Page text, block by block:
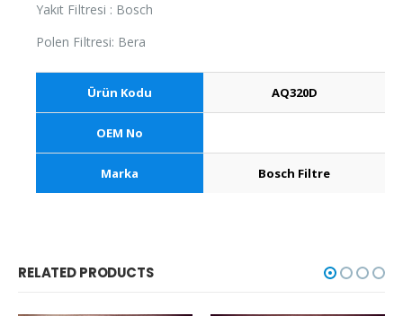
Yakıt Filtresi : Bosch
Polen Filtresi: Bera
Ürün Kodu AQ320D
OEM No
Marka Bosch Filtre
RELATED PRODUCTS